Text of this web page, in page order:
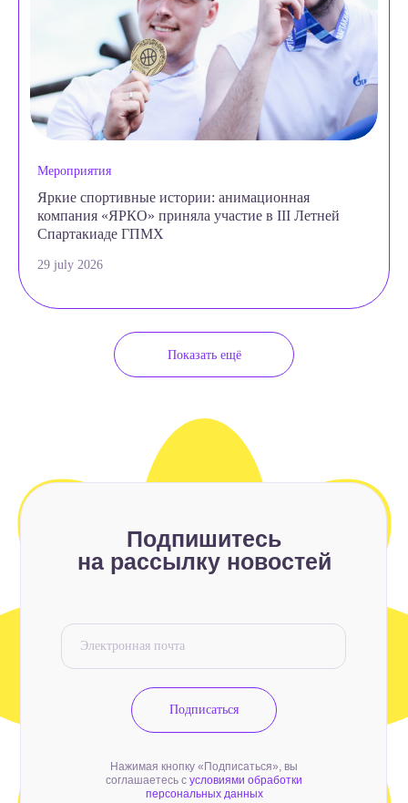
Мероприятия
Яркие спортивные истории: анимационная
компания «ЯРКО» приняла участие в III Летней
Спартакиаде ГПМХ
29 july 2026
Показать ещё
Подписаться
Подпишитесь
на рассылку новостей
Нажимая кнопку «Подписаться», вы
соглашаетесь с условиями обработки
персональных данных